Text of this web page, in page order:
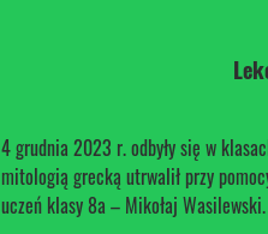
4 grudnia 2023 r. odbyły się w
mitologią grecką utrwalił przy
uczeń klasy 8a – Mikołaj